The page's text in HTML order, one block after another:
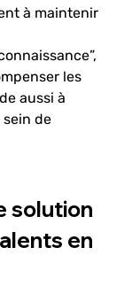
à maintenir
les
aussi à
de
solution
en